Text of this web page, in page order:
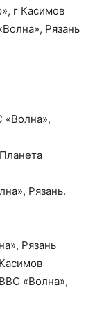
г Касимов
Рязань
«Волна»,
Рязань.
Рязань
«Волна»,